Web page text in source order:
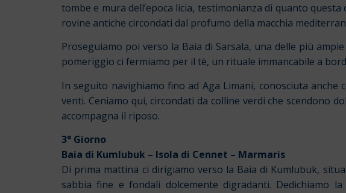
tombe e mura dell’epoca licia, testimonianza di quanto
rovine antiche circondati dal profumo della macchia
Proseguiamo poi verso la Baia di Sarsala, una delle più
pomeriggio ci fermiamo per il tè, un rituale immancabile a
In seguito navighiamo fino ad Aga Limani, conosciuta
venti. Ceniamo qui, circondati da colline verdi che scendono
accompagna il riposo.
3° Giorno
Baia di Kumlubuk – Isola di Cennet – Marmaris
Di prima mattina ci dirigiamo verso la Baia di Kumlubuk,
sabbia fine e fondali dolcemente digradanti. Dedichiamo